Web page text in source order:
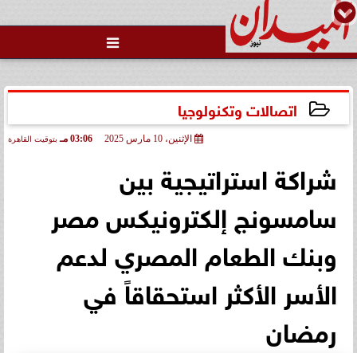

اتصالات وتكنولوجيا
الإثنين، 10 مارس 2025 03:06 مـ بتوقيت القاهرة
شراكة استراتيجية بين
سامسونج إلكترونيكس مصر
وبنك الطعام المصري لدعم
الأسر الأكثر استحقاقاً في
رمضان